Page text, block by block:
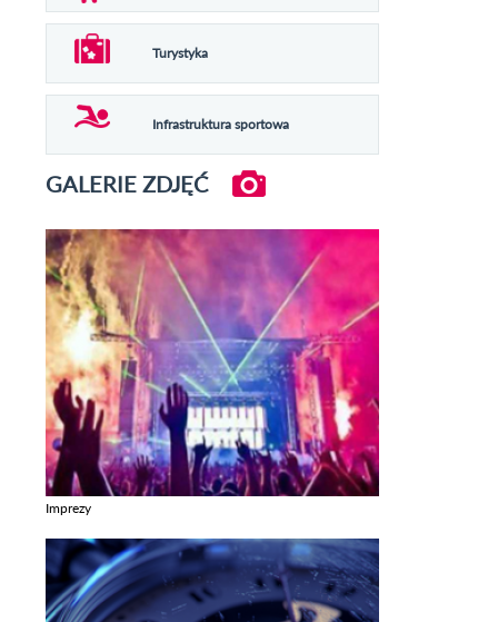
Turystyka
Infrastruktura sportowa
GALERIE ZDJĘĆ
Imprezy